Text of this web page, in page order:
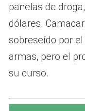
panelas de
dólares.
sobreseído por
armas, pero el
su curso.